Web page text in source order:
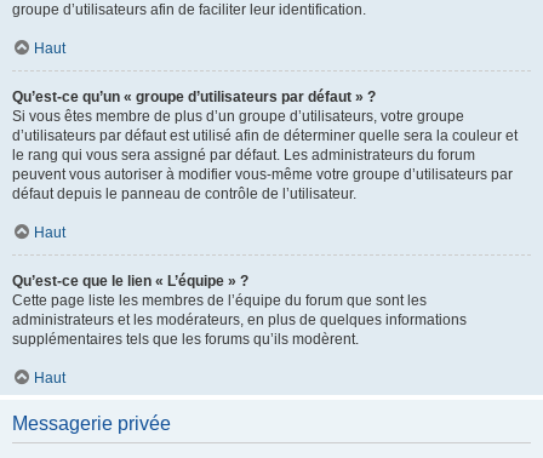
groupe d’utilisateurs afin de faciliter leur identification.
Haut
Qu’est-ce qu’un « groupe d’utilisateurs par défaut » ?
Si vous êtes membre de plus d’un groupe d’utilisateurs, votre groupe
d’utilisateurs par défaut est utilisé afin de déterminer quelle sera la couleur et
le rang qui vous sera assigné par défaut. Les administrateurs du forum
peuvent vous autoriser à modifier vous-même votre groupe d’utilisateurs par
défaut depuis le panneau de contrôle de l’utilisateur.
Haut
Qu’est-ce que le lien « L’équipe » ?
Cette page liste les membres de l’équipe du forum que sont les
administrateurs et les modérateurs, en plus de quelques informations
supplémentaires tels que les forums qu’ils modèrent.
Haut
Messagerie privée